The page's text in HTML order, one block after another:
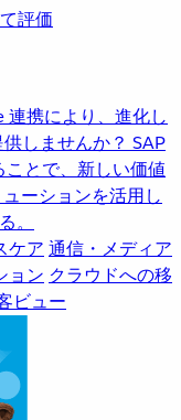
評価
連携により、進化し
しませんか？ SAP
とで、新しい価値
ーションを活用し
。
ケア 通信・メディア
ョン クラウドへの移
ビュー